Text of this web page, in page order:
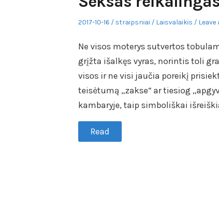
Posted
2017-10-16 Author
straipsniai
Posted
Laisvalaikis Leave
Ne visos moterys sutvertos
grįžta išalkęs vyras, norintis toli
visos ir ne visi jaučia poreikį
teisėtumą „zakse“ ar tiesiog
kambaryje, taip simboliškai
Read